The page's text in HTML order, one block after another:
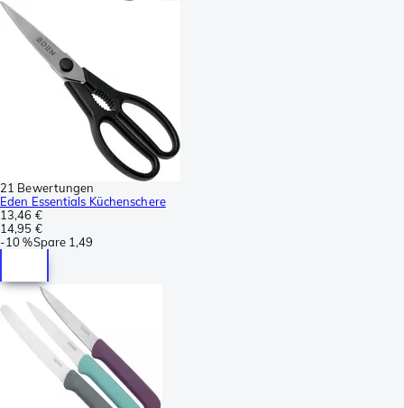
21 Bewertungen
Eden Essentials Küchenschere
13,46 €
14,95 €
-10 %Spare 1,49